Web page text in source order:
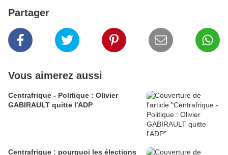
Partager
Vous aimerez aussi
Centrafrique - Politique : Olivier
GABIRAULT quitte l'ADP
Centrafrique : pourquoi les élections